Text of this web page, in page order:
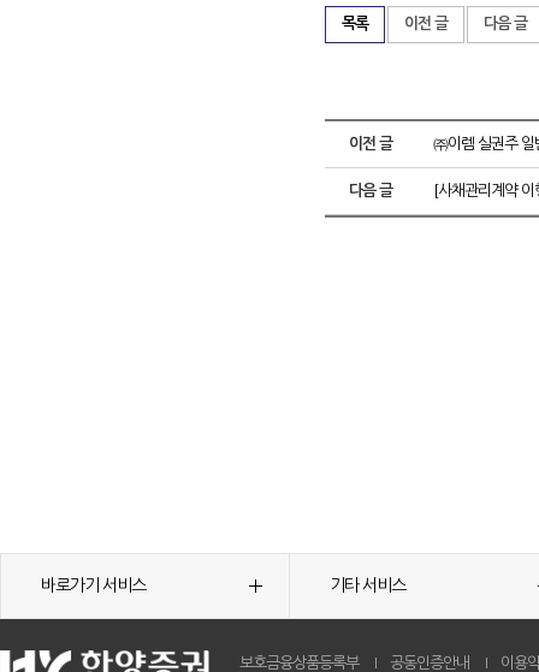
목록 이전 글 다음 글
이전 글 ㈜이렘 실권주 일
다음 글 [사채관리계약
바로가기 서비스 기타 서비스
보호금융상품등록부 공동인증안내 이용